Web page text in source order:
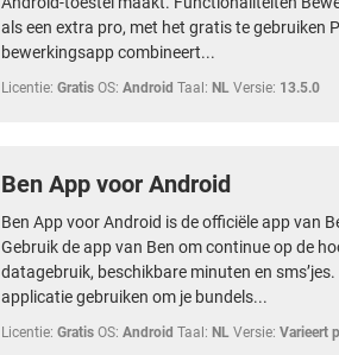
als een extra pro, met het gratis te gebruiken
bewerkingsapp combineert...
Licentie: Gratis OS: Android Taal: NL Versie: 13.5.0
Ben App voor Android
Ben App voor Android is de officiële app van
Gebruik de app van Ben om continue op de
datagebruik, beschikbare minuten en
applicatie gebruiken om je bundels...
Licentie: Gratis OS: Android Taal: NL Versie: Varieert